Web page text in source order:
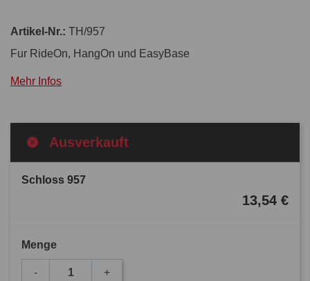
Artikel-Nr.: TH/957
Fur RideOn, HangOn und EasyBase
Mehr Infos
Ausverkauft
Schloss 957
13,54 €
Menge
- +